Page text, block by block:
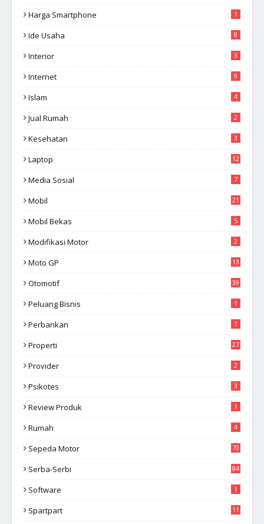
Harga Smartphone 1
Ide Usaha 8
Interior 3
Internet 9
Islam 4
Jual Rumah 2
Kesehatan 3
Laptop 12
Media Sosial 7
Mobil 21
Mobil Bekas 5
Modifikasi Motor 2
Moto GP 13
Otomotif 39
Peluang Bisnis 1
Perbankan 1
Properti 27
Provider 2
Psikotes 3
Review Produk 1
Rumah 4
Sepeda Motor 70
Serba-Serbi 84
Software 1
Spartpart 11